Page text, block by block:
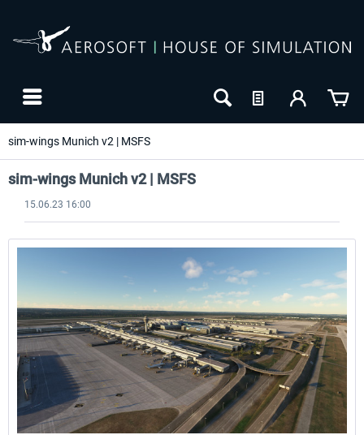
sim-wings Munich v2 | MSFS
sim-wings Munich v2 | MSFS
15.06.23 16:00